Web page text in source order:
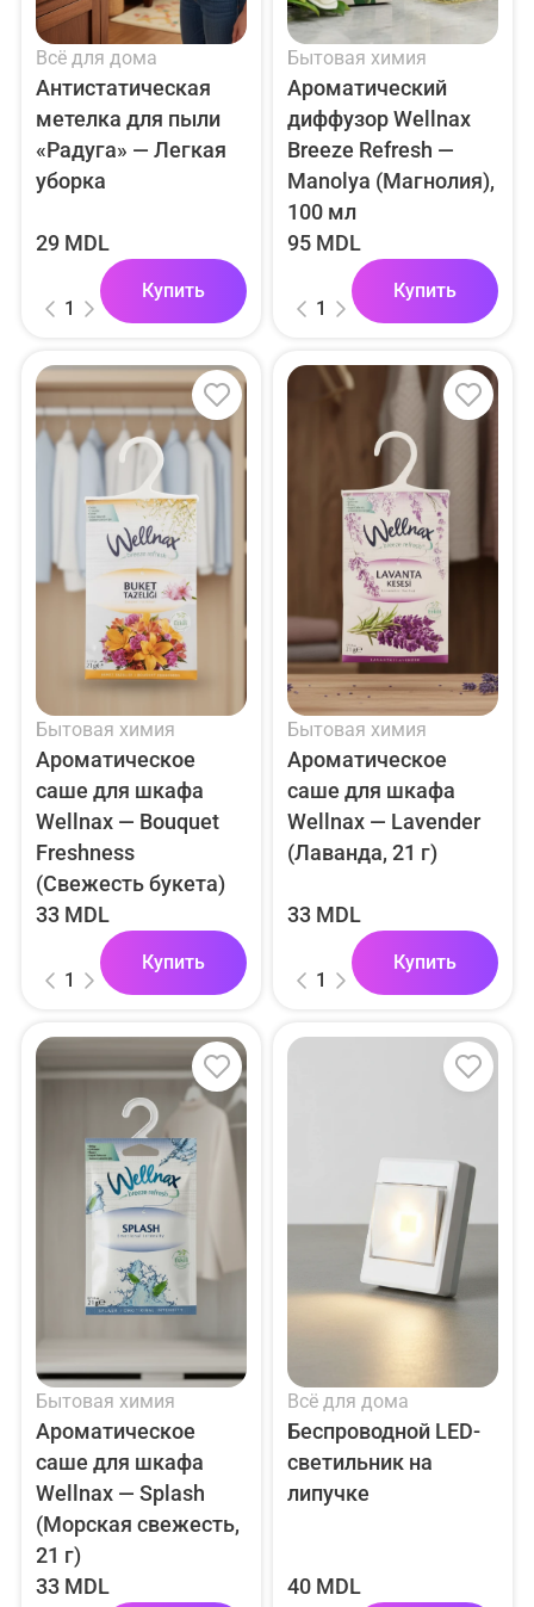
Всё для дома
Антистатическая
метелка для пыли
«Радуга» — Легкая
уборка
29 MDL
1
Купить
Бытовая химия
Ароматический
диффузор Wellnax
Breeze Refresh —
Manolya (Магнолия),
100 мл
95 MDL
1
Купить
Бытовая химия
Ароматическое
саше для шкафа
Wellnax — Bouquet
Freshness
(Свежесть букета)
33 MDL
1
Купить
Бытовая химия
Ароматическое
саше для шкафа
Wellnax — Lavender
(Лаванда, 21 г)
33 MDL
1
Купить
Бытовая химия
Ароматическое
саше для шкафа
Wellnax — Splash
(Морская свежесть,
21 г)
33 MDL
Всё для дома
Беспроводной LED-
светильник на
липучке
40 MDL
Вход
Регистрация
Email